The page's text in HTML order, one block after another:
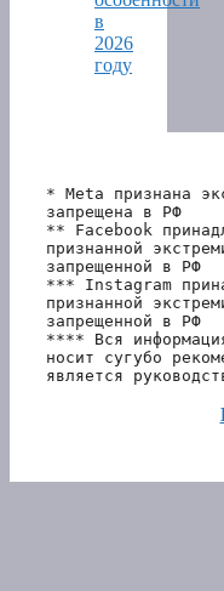
в
2026
году
* Meta признана
запрещена в РФ
** Facebook
признанной
запрещенной в РФ
*** Instagram
признанной
запрещенной в РФ
**** Вся
носит сугубо
является